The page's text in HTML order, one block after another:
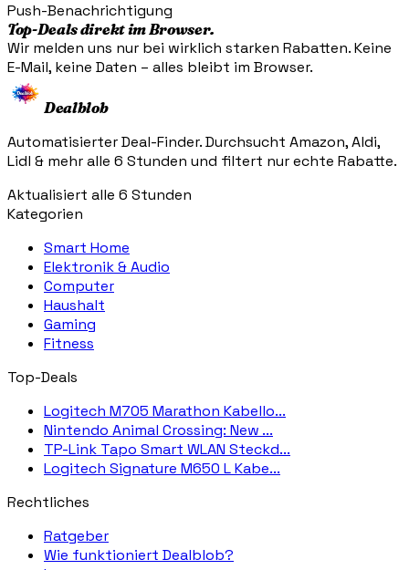
Push-Benachrichtigung
Top-Deals direkt im Browser.
Wir melden uns nur bei wirklich starken Rabatten. Keine
E-Mail, keine Daten – alles bleibt im Browser.
Dealblob
Automatisierter Deal-Finder. Durchsucht Amazon, Aldi,
Lidl & mehr alle 6 Stunden und filtert nur echte Rabatte.
Aktualisiert alle 6 Stunden
Kategorien
Smart Home
Elektronik & Audio
Computer
Haushalt
Gaming
Fitness
Top-Deals
Logitech M705 Marathon Kabello...
Nintendo Animal Crossing: New ...
TP-Link Tapo Smart WLAN Steckd...
Logitech Signature M650 L Kabe...
Rechtliches
Ratgeber
Wie funktioniert Dealblob?